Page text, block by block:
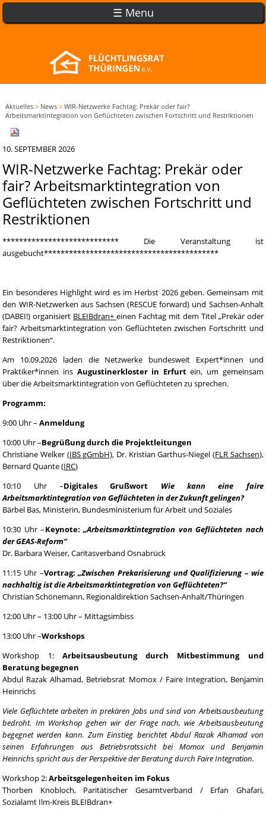
☰ Menu
Aktuelles > News > WIR-Netzwerke Fachtag: Prekär oder fair?
Arbeitsmarktintegration von Geflüchteten zwischen Fortschritt und Restriktionen
10. SEPTEMBER 2026
WIR-Netzwerke Fachtag: Prekär oder
fair? Arbeitsmarktintegration von
Geflüchteten zwischen Fortschritt und
Restriktionen
**************************** Die Veranstaltung ist
ausgebucht******************************************
Ein besonderes Highlight wird es im Herbst 2026 geben. Gemeinsam mit
den WIR-Netzwerken aus Sachsen (RESCUE forward) und Sachsen-Anhalt
(DABEI!) organisiert BLEIBdran+einen Fachtag mit dem Titel „Prekär oder
fair? Arbeitsmarktintegration von Geflüchteten zwischen Fortschritt und
Restriktionen“.
Am 10.09.2026 laden die Netzwerke bundesweit Expert*innen und
Praktiker*innen ins Augustinerkloster in Erfurtein, um gemeinsam
über die Arbeitsmarktintegration von Geflüchteten zu sprechen.
Programm:
9:00 Uhr – Anmeldung
10:00 Uhr –Begrüßung durch die Projektleitungen
Christiane Welker (IBS gGmbH), Dr. Kristian Garthus-Niegel (FLR Sachsen),
Bernard Quante (IRC)
10:10 Uhr –Digitales Grußwort Wie kann eine faire
Arbeitsmarktintegration von Geflüchteten in der Zukunft gelingen?
Bärbel Bas, Ministerin, Bundesministerium für Arbeit und Soziales
10:30 Uhr –Keynote:„Arbeitsmarktintegration von Geflüchteten nach
der GEAS-Reform“
Dr. Barbara Weiser, Caritasverband Osnabrück
11:15 Uhr –Vortrag:„Zwischen Prekarisierung und Qualifizierung – wie
nachhaltig ist die Arbeitsmarktintegration von Geflüchteten?“
Christian Schönemann, Regionaldirektion Sachsen-Anhalt/Thüringen
12:00 Uhr – 13:00 Uhr – Mittagsimbiss
13:00 Uhr –Workshops
Workshop 1: Arbeitsausbeutung durch Mitbestimmung und
Beratung begegnen
Abdul Razak Alhamad, Betriebsrat Momox / Faire Integration, Benjamin
Heinrichs
Viele Geflüchtete arbeiten in prekären Jobs und sind von Arbeitsausbeutung
bedroht. Im Workshop gehen wir der Frage nach, wie Arbeitsausbeutung
begegnet werden kann. Zum Einstieg berichtet Abdul Razak Alhamad von
seinen Erfahrungen aus Betriebsratssicht bei Momox und Benjamin
Heinrichs spricht aus der Perspektive der Beratung durch Faire Integration.
Workshop 2:Arbeitsgelegenheiten im Fokus
Thorben Knobloch, Paritätischer Gesamtverband / Erfan Ghafari,
Sozialamt Ilm-Kreis BLEIBdran+